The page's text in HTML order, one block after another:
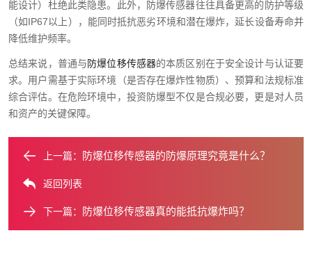
能设计）杜绝此类隐患。此外，防爆传感器往往具备更高的防护等级
（如IP67以上），能同时抵抗恶劣环境和潜在爆炸，延长设备寿命并
降低维护频率。
总结来说，普通与防爆位移传感器的本质区别在于安全设计与认证要
求。用户需基于实际环境（是否存在爆炸性物质）、预算和法规标准
综合评估。在危险环境中，投资防爆型不仅是合规必要，更是对人员
和资产的关键保障。
上一篇： 防爆位移传感器的防爆原理究竟是什么？
返回列表
下一篇： 防爆位移传感器真的能抵抗爆炸吗？